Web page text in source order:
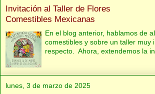
Invitación al Taller de Flores
Comestibles Mexicanas
En el blog anterior, hablamos de
comestibles y sobre un taller muy
respecto. Ahora, extendemos la
lunes, 3 de marzo de 2025